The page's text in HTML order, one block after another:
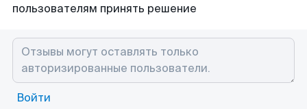
пользователям принять решение
Войти